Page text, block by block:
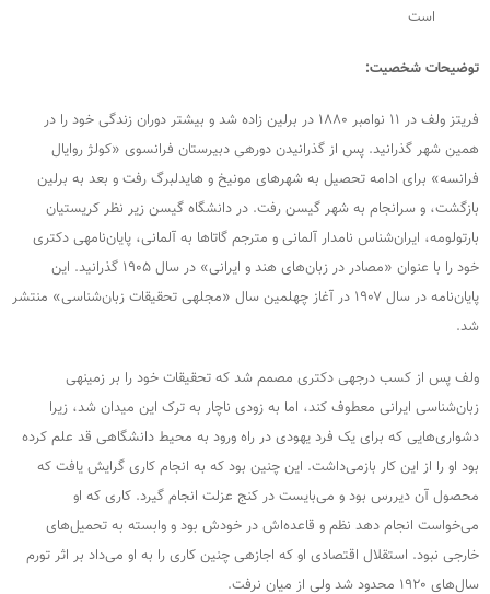
است
توضیحات شخصیت:
فریتز ولف در ۱۱ نوامبر ۱۸۸۰ در برلین زاده شد و بیشتر دوران زندگی خود را در
همین شهر گذرانید. پس از گذرانیدن دوره­ی دبیرستان فرانسوی «کولژ روایال
فرانسه» برای ادامه تحصیل به شهرهای مونیخ و هایدلبرگ رفت و بعد به برلین
بازگشت، و سرانجام به شهر گیسن رفت. در دانشگاه گیسن زیر نظر کریستیان
بارتولومه، ایران‌شناس نامدار آلمانی و مترجم گاتاها به آلمانی، پایان‌نامه­ی دکتری
خود را با عنوان «مصادر در زبان‌های هند و ایرانی» در سال ۱۹۰۵ گذرانید. این
پایان‌نامه در سال ۱۹۰۷ در آغاز چهلمین سال «مجله­ی تحقیقات زبان‌شناسی» منتشر
شد.
ولف پس از کسب درجه­ی دکتری مصمم شد که تحقیقات خود را بر زمینه­ی
زبان‌شناسی ایرانی معطوف کند، اما به زودی ناچار به ترک این میدان شد، زیرا
دشواری‌هایی که برای یک فرد یهودی در راه ورود به محیط دانشگاهی قد علم کرده
بود او را از این کار بازمی‌داشت. این چنین بود که به انجام کاری گرایش یافت که
محصول آن دیررس بود و می‌بایست در کنج عزلت انجام گیرد. کاری که او
می‌خواست انجام دهد نظم و قاعده‌اش در خودش بود و وابسته به تحمیل‌های
خارجی نبود. استقلال اقتصادی او که اجازه­ی چنین کاری را به او می‌داد بر اثر تورم
سال‌های ۱۹۲۰ محدود شد ولی از میان نرفت.